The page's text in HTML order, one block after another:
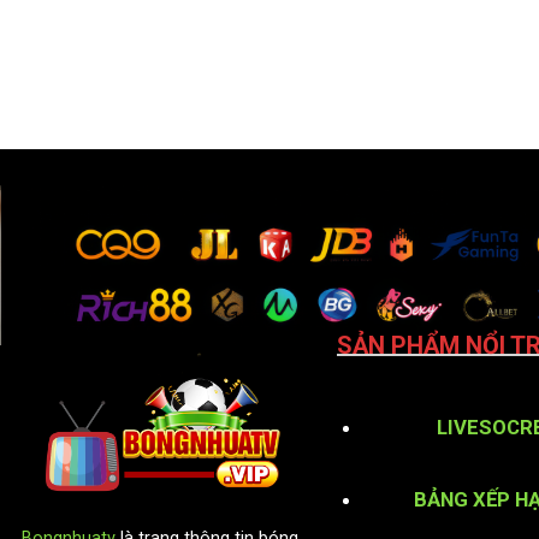
SẢN PHẨM NỔI
BẢNG XẾP